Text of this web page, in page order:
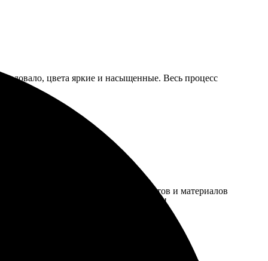
цвета яркие и насыщенные. Весь процесс
— всё очень просто. Выбор форматов и материалов
довольна! Обязательно вернусь снова!